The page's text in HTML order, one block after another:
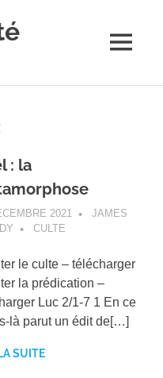
MENU
: la
2021
JAMES
CULTE
le culte – télécharger
la prédication –
Luc 2/1-7 1 En ce
là parut un édit de[…]
SUITE